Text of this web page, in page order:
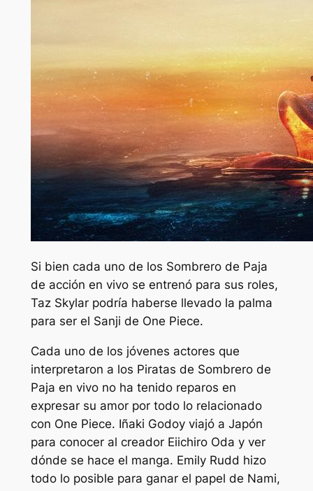
Si bien cada uno de los Sombrero de Paja
de acción en vivo se entrenó para sus roles,
Taz Skylar podría haberse llevado la palma
para ser el Sanji de One Piece.
Cada uno de los jóvenes actores que
interpretaron a los Piratas de Sombrero de
Paja en vivo no ha tenido reparos en
expresar su amor por todo lo relacionado
con One Piece. Iñaki Godoy viajó a Japón
para conocer al creador Eiichiro Oda y ver
dónde se hace el manga. Emily Rudd hizo
todo lo posible para ganar el papel de Nami,